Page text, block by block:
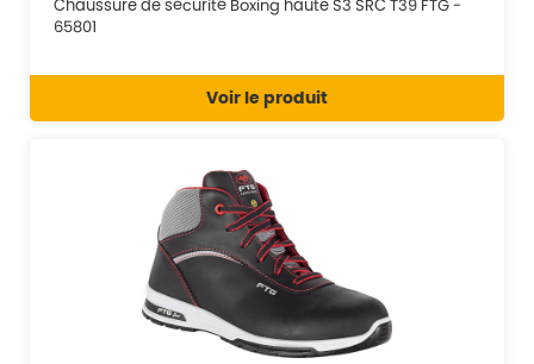
Chaussure de sécurité Boxing haute S3 SRC T39 FTG -
65801
Voir le produit